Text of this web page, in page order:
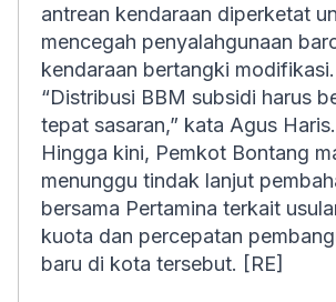
antrean kendaraan diperketat
mencegah penyalahgunaan
kendaraan bertangki modifikasi.
“Distribusi BBM subsidi harus
tepat sasaran,” kata Agus Haris.
Hingga kini, Pemkot Bontang
menunggu tindak lanjut
bersama Pertamina terkait
kuota dan percepatan
baru di kota tersebut. [RE]